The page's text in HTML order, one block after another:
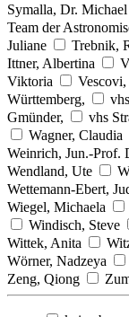
Symalla, Dr. Michael
Team der
Juliane
Trebnik,
Ittner, Albertina
Viktoria
Württemberg,
Gmünder,
vhs
Wagner, Claudia
Weinrich, Jun.-Prof.
Wendland, Ute
Wettemann-Ebert,
Wiegel, Michaela
Windisch, Steve
Wittek, Anita
Wörner, Nadzeya
Zeng, Qiong